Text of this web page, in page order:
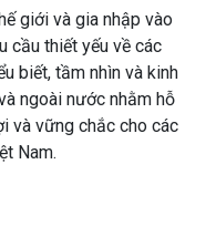
giới và gia nhập vào
cầu thiết yếu về các
biết, tầm nhìn và kinh
ngoài nước nhằm hỗ
và vững chắc cho các
Nam.